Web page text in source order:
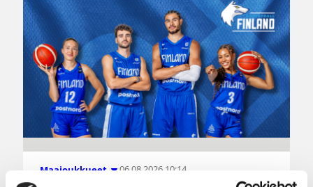
Maajoukkueet 06.08.2026 10:14